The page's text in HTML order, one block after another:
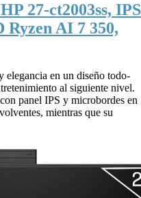
27-ct2003ss, IPS
AI 7 350,
elegancia en un diseño todo-
al siguiente nivel.
panel IPS y microbordes en
mientras que su